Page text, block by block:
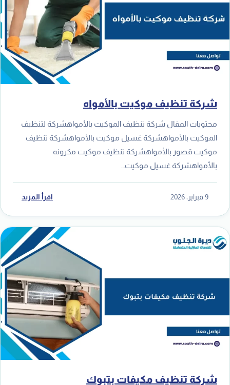
شركة تنظيف موكيت بالأمواه
محتويات المقال شركة تنظيف الموكيت بالأمواهشركة لتنظيف
الموكيت بالأمواهشركة غسيل موكيت بالأمواهشركة تنظيف
موكيت قصور بالأمواهشركة تنظيف موكيت مكرونه
بالأمواهشركة غسيل موكيت…
9 فبراير، 2026 اقرأ المزيد
شركة تنظيف مكيفات بتبوك